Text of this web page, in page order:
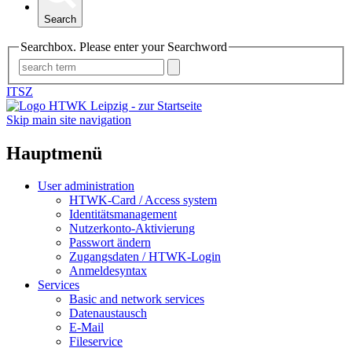
Search
Searchbox. Please enter your Searchword
ITSZ
Skip main site navigation
Hauptmenü
User administration
HTWK-Card / Access system
Identitätsmanagement
Nutzerkonto-Aktivierung
Passwort ändern
Zugangsdaten / HTWK-Login
Anmeldesyntax
Services
Basic and network services
Datenaustausch
E-Mail
Fileservice